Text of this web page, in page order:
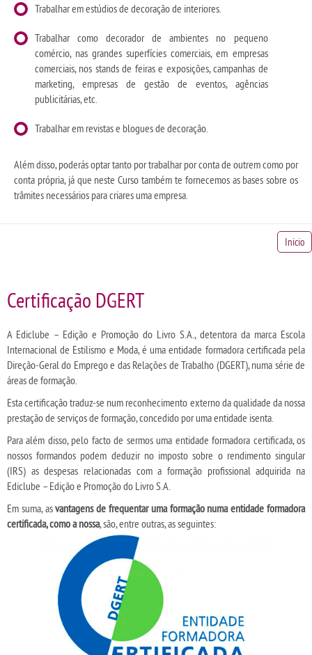
Trabalhar em estúdios de decoração de interiores.
Trabalhar como decorador de ambientes no pequeno
comércio, nas grandes superfícies comerciais, em empresas
comerciais, nos stands de feiras e exposições, campanhas de
marketing, empresas de gestão de eventos, agências
publicitárias, etc.
Trabalhar em revistas e blogues de decoração.
Além disso, poderás optar tanto por trabalhar por conta de outrem como por
conta própria, já que neste Curso também te fornecemos as bases sobre os
trâmites necessários para criares uma empresa.
Inicio
Certificação DGERT
A Ediclube – Edição e Promoção do Livro S.A., detentora da marca Escola
Internacional de Estilismo e Moda, é uma entidade formadora certificada pela
Direção-Geral do Emprego e das Relações de Trabalho (DGERT), numa série de
áreas de formação.
Esta certificação traduz-se num reconhecimento externo da qualidade da nossa
prestação de serviços de formação, concedido por uma entidade isenta.
Para além disso, pelo facto de sermos uma entidade formadora certificada, os
nossos formandos podem deduzir no imposto sobre o rendimento singular
(IRS) as despesas relacionadas com a formação profissional adquirida na
Ediclube – Edição e Promoção do Livro S.A.
Em suma, asvantagens de frequentar uma formação numa entidade formadora
certificada, como a nossa, são, entre outras, as seguintes: